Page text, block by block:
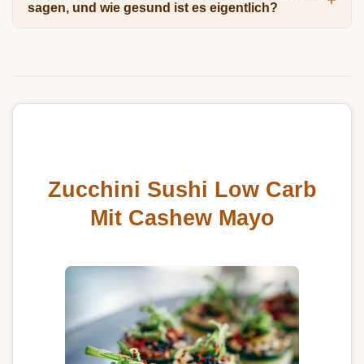
sagen, und wie gesund ist es eigentlich?
Zucchini Sushi Low Carb
Mit Cashew Mayo